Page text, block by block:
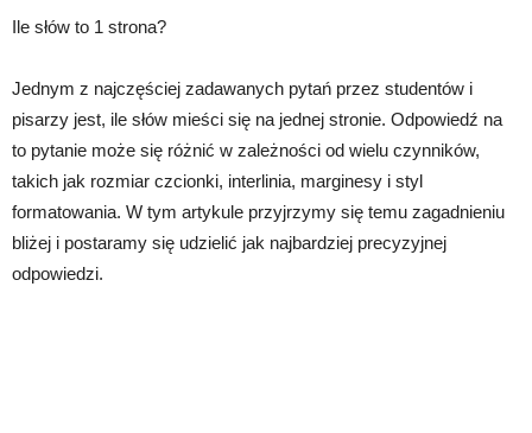
Ile słów to 1 strona?
Jednym z najczęściej zadawanych pytań przez studentów i
pisarzy jest, ile słów mieści się na jednej stronie. Odpowiedź na
to pytanie może się różnić w zależności od wielu czynników,
takich jak rozmiar czcionki, interlinia, marginesy i styl
formatowania. W tym artykule przyjrzymy się temu zagadnieniu
bliżej i postaramy się udzielić jak najbardziej precyzyjnej
odpowiedzi.